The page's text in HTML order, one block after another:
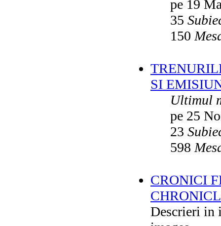
pe 19
35
150
SI
Ultimul
pe 25
23
598
CRONICI
Descrieri in